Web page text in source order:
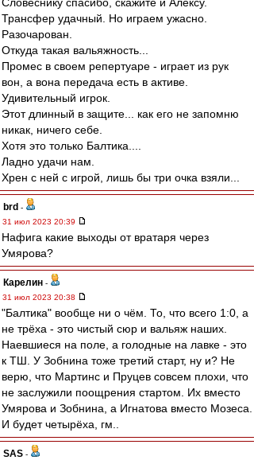
Трансфер удачный. Но играем ужасно.
Разочарован.
Откуда такая вальяжность...
Промес в своем репертуаре - играет из рук
вон, а вона передача есть в активе.
Удивительный игрок.
Этот длинный в защите... как его не запомню
никак, ничего себе.
Хотя это только Балтика....
Ладно удачи нам.
Хрен с ней с игрой, лишь бы три очка взяли...
brd -
31 июл 2023 20:39
Нафига какие выходы от вратаря через
Умярова?
Карелин -
31 июл 2023 20:38
"Балтика" вообще ни о чём. То, что всего 1:0, а
не трёха - это чистый сюр и вальяж наших.
Наевшиеся на поле, а голодные на лавке - это
к ТШ. У Зобнина тоже третий старт, ну и? Не
верю, что Мартинс и Пруцев совсем плохи, что
не заслужили поощрения стартом. Их вместо
Умярова и Зобнина, а Игнатова вместо Мозеса.
И будет четырёха, гм..
SAS -